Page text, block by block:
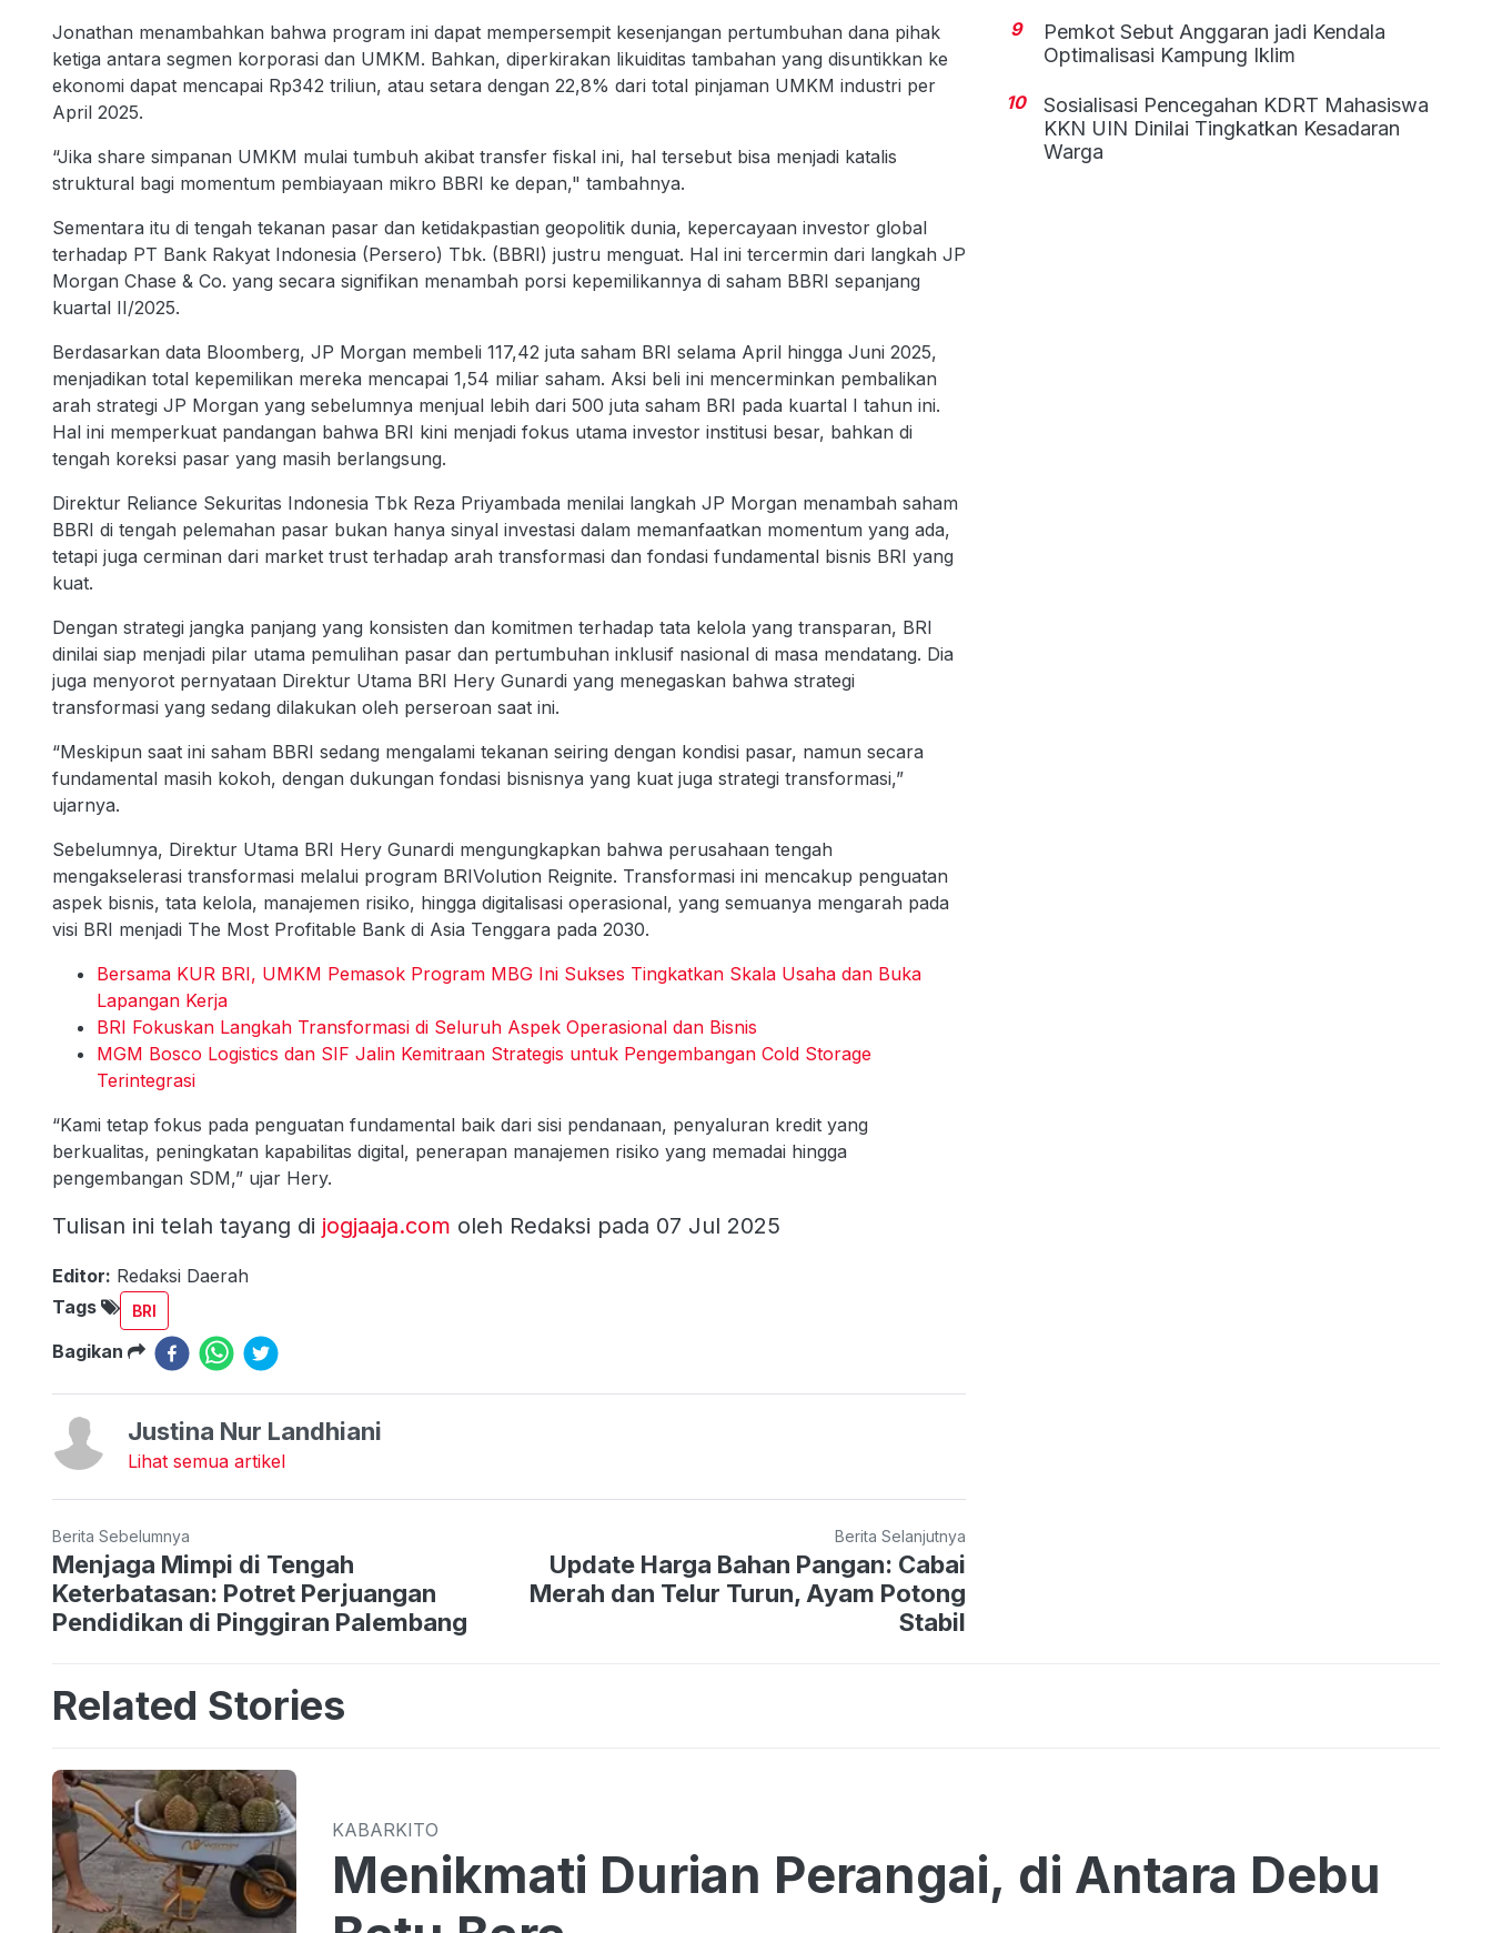
Jonathan menambahkan bahwa program ini dapat mempersempit kesenjangan pertumbuhan dana pihak
ketiga antara segmen korporasi dan UMKM. Bahkan, diperkirakan likuiditas tambahan yang disuntikkan ke
ekonomi dapat mencapai Rp342 triliun, atau setara dengan 22,8% dari total pinjaman UMKM industri per
April 2025.
“Jika share simpanan UMKM mulai tumbuh akibat transfer fiskal ini, hal tersebut bisa menjadi katalis
struktural bagi momentum pembiayaan mikro BBRI ke depan," tambahnya.
Sementara itu di tengah tekanan pasar dan ketidakpastian geopolitik dunia, kepercayaan investor global
terhadap PT Bank Rakyat Indonesia (Persero) Tbk. (BBRI) justru menguat. Hal ini tercermin dari langkah JP
Morgan Chase & Co. yang secara signifikan menambah porsi kepemilikannya di saham BBRI sepanjang
kuartal II/2025.
Berdasarkan data Bloomberg, JP Morgan membeli 117,42 juta saham BRI selama April hingga Juni 2025,
menjadikan total kepemilikan mereka mencapai 1,54 miliar saham. Aksi beli ini mencerminkan pembalikan
arah strategi JP Morgan yang sebelumnya menjual lebih dari 500 juta saham BRI pada kuartal I tahun ini.
Hal ini memperkuat pandangan bahwa BRI kini menjadi fokus utama investor institusi besar, bahkan di
tengah koreksi pasar yang masih berlangsung.
Direktur Reliance Sekuritas Indonesia Tbk Reza Priyambada menilai langkah JP Morgan menambah saham
BBRI di tengah pelemahan pasar bukan hanya sinyal investasi dalam memanfaatkan momentum yang ada,
tetapi juga cerminan dari market trust terhadap arah transformasi dan fondasi fundamental bisnis BRI yang
kuat.
Dengan strategi jangka panjang yang konsisten dan komitmen terhadap tata kelola yang transparan, BRI
dinilai siap menjadi pilar utama pemulihan pasar dan pertumbuhan inklusif nasional di masa mendatang. Dia
juga menyorot pernyataan Direktur Utama BRI Hery Gunardi yang menegaskan bahwa strategi
transformasi yang sedang dilakukan oleh perseroan saat ini.
“Meskipun saat ini saham BBRI sedang mengalami tekanan seiring dengan kondisi pasar, namun secara
fundamental masih kokoh, dengan dukungan fondasi bisnisnya yang kuat juga strategi transformasi,”
ujarnya.
Sebelumnya, Direktur Utama BRI Hery Gunardi mengungkapkan bahwa perusahaan tengah
mengakselerasi transformasi melalui program BRIVolution Reignite. Transformasi ini mencakup penguatan
aspek bisnis, tata kelola, manajemen risiko, hingga digitalisasi operasional, yang semuanya mengarah pada
visi BRI menjadi The Most Profitable Bank di Asia Tenggara pada 2030.
Bersama KUR BRI, UMKM Pemasok Program MBG Ini Sukses Tingkatkan Skala Usaha dan Buka
Lapangan Kerja
BRI Fokuskan Langkah Transformasi di Seluruh Aspek Operasional dan Bisnis
MGM Bosco Logistics dan SIF Jalin Kemitraan Strategis untuk Pengembangan Cold Storage
Terintegrasi
“Kami tetap fokus pada penguatan fundamental baik dari sisi pendanaan, penyaluran kredit yang
berkualitas, peningkatan kapabilitas digital, penerapan manajemen risiko yang memadai hingga
pengembangan SDM,” ujar Hery.
Tulisan ini telah tayang di jogjaaja.com oleh Redaksi pada 07 Jul 2025
Editor: Redaksi Daerah
Tags
BRI
Bagikan
Justina Nur Landhiani
Lihat semua artikel
Berita Sebelumnya
Menjaga Mimpi di Tengah
Keterbatasan: Potret Perjuangan
Pendidikan di Pinggiran Palembang
Berita Selanjutnya
Update Harga Bahan Pangan: Cabai
Merah dan Telur Turun, Ayam Potong
Stabil
9
Pemkot Sebut Anggaran jadi Kendala
Optimalisasi Kampung Iklim
10
Sosialisasi Pencegahan KDRT Mahasiswa
KKN UIN Dinilai Tingkatkan Kesadaran
Warga
Related Stories
KABARKITO
Menikmati Durian Perangai, di Antara Debu